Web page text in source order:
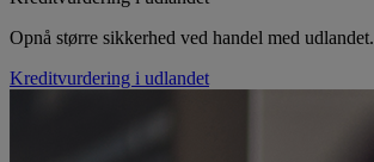
Opnå større sikkerhed ved handel med udlandet.
Kreditvurdering i udlandet